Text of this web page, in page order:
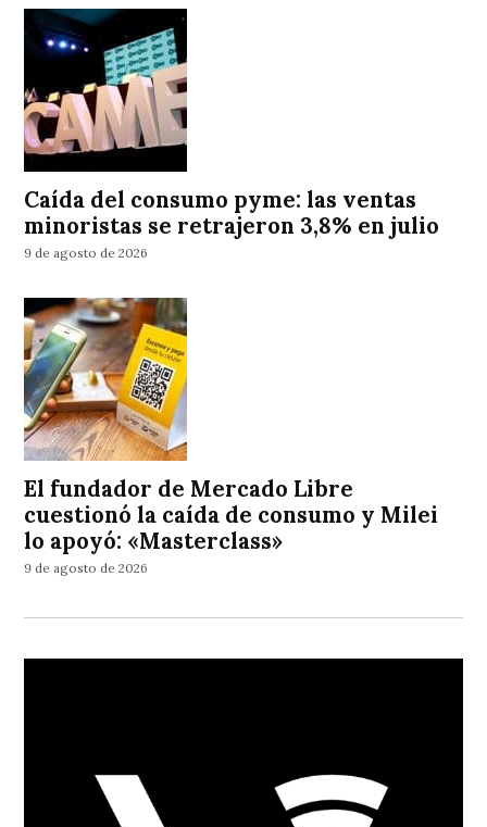
Caída del consumo pyme: las ventas
minoristas se retrajeron 3,8% en julio
9 de agosto de 2026
El fundador de Mercado Libre
cuestionó la caída de consumo y Milei
lo apoyó: «Masterclass»
9 de agosto de 2026